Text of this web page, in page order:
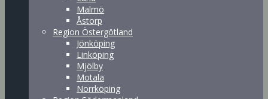
Malmö
Åstorp
Region Östergötland
Jönköping
Linköping
Mjölby
Motala
Norrköping